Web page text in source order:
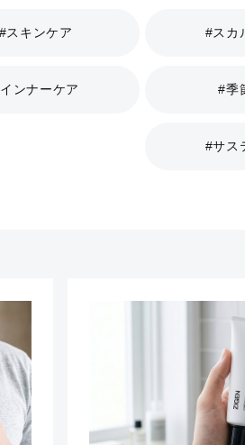
#スキンケア #スカ
ンナーケア #季
#サス